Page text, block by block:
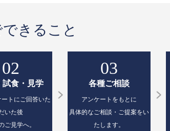
できること
02
試食・見学
ートにご回答いた
いた後
ご見学へ。
03
各種ご相談
アンケートをもとに
具体的なご相談・ご提案をい
たします。